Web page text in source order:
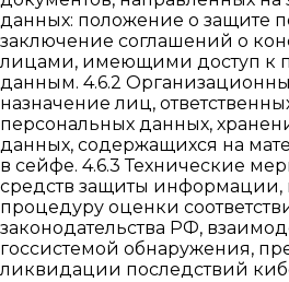
данных: положение о защите
заключение соглашений о
лицами, имеющими доступ к
данным. 4.6.2
назначение лиц,
персональных данных,
данных, содержащихся на
в сейфе. 4.6.3 Технические
средств защиты
процедуру оценки
законодательства РФ,
госсистемой обнаружения,
ликвидации последствий